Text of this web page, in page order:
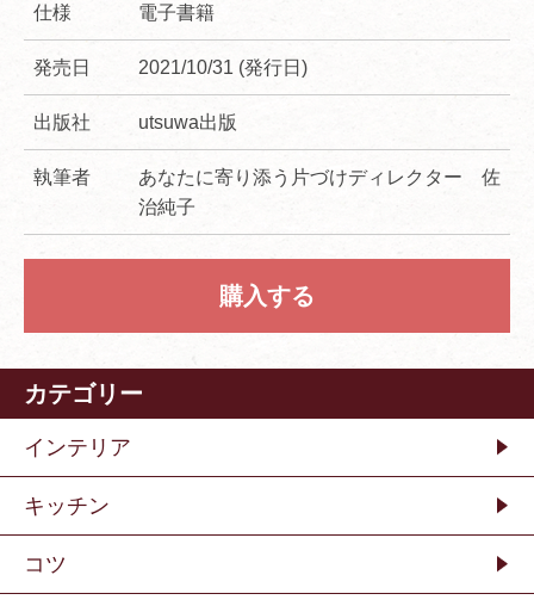
仕様 電子書籍
発売日 2021/10/31 (発行日)
出版社 utsuwa出版
執筆者
あなたに寄り添う片づけディレクター 佐
治純子
購入する
カテゴリー
インテリア
キッチン
コツ